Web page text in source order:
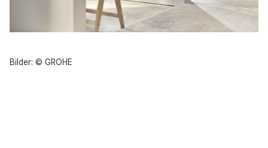
Bilder: © GROHE